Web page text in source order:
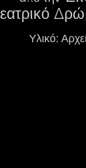
Υλικό:
εατρικό